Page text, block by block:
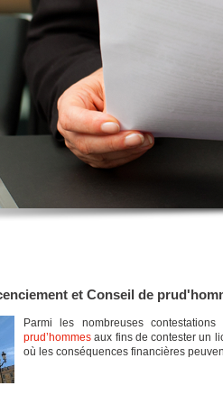
et Conseil de
Parmi les nombreuses
prud’hommesaux fins de contester un
où les conséquences financières